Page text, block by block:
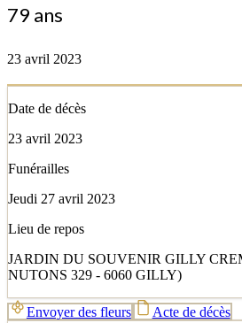
79 ans
23 avril 2023
Date de décès
23 avril 2023
Funérailles
Jeudi 27 avril 2023
Lieu de repos
JARDIN DU SOUVENIR GILLY
NUTONS 329 - 6060 GILLY)
Envoyer des fleurs Acte de décès